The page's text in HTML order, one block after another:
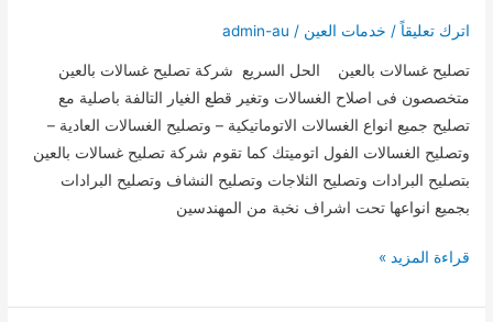
اترك تعليقاً / خدمات العين /
admin-au
تصليح غسالات بالعين الحل السريع شركة تصليح غسالات بالعين
متخصصون فى اصلاح الغسالات وتغير قطع الغيار التالفة باصلية مع
تصليح جميع انواع الغسالات الاتوماتيكية – وتصليح الغسالات العادية –
وتصليح الغسالات الفول اتوميتك كما تقوم شركة تصليح غسالات بالعين
بتصليح البرادات وتصليح الثلاجات وتصليح النشاف وتصليح البرادات
بجميع انواعها تحت اشراف نخبة من المهندسين
تصليح
بالعين
قراءة المزيد »